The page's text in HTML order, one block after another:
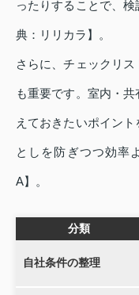
ったりすることで、
典：リリカラ】。
さらに、チェックリ
も重要です。室内・
えておきたいポイン
としを防ぎつつ効率
A】。
分類
自社条件の整理